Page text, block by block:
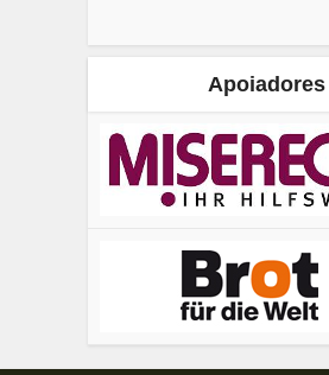
Apoiadores